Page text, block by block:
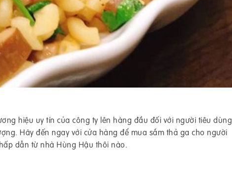
hiệu uy tín của công ty lên hàng đầu đối với người tiêu dùng
Hãy đến ngay với cửa hàng để mua sắm thả ga cho người
dẫn từ nhà Hùng Hậu thôi nào.